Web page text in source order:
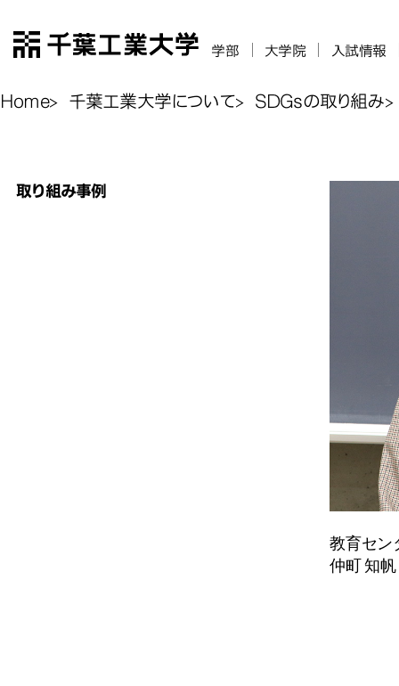
千葉工業大学
学部 大学院 入試情報
Home 千葉工業大学について SDGsの取り組み
音楽は人や国
取り組み事例
教育セン
仲町 知